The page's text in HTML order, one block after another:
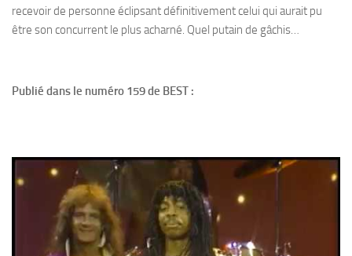
recevoir de personne éclipsant définitivement celui qui aurait pu
être son concurrent le plus acharné. Quel putain de gâchis…
Publié dans le numéro 159 de BEST :